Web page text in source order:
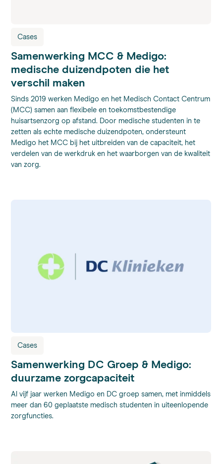
Cases
Samenwerking MCC & Medigo:
medische duizendpoten die het
verschil maken
Sinds 2019 werken Medigo en het Medisch Contact Centrum
(MCC) samen aan flexibele en toekomstbestendige
huisartsenzorg op afstand. Door medische studenten in te
zetten als echte medische duizendpoten, ondersteunt
Medigo het MCC bij het uitbreiden van de capaciteit, het
verdelen van de werkdruk en het waarborgen van de kwaliteit
van zorg.
Cases
Samenwerking DC Groep & Medigo:
duurzame zorgcapaciteit
Al vijf jaar werken Medigo en DC groep samen, met inmiddels
meer dan 60 geplaatste medisch studenten in uiteenlopende
zorgfuncties.